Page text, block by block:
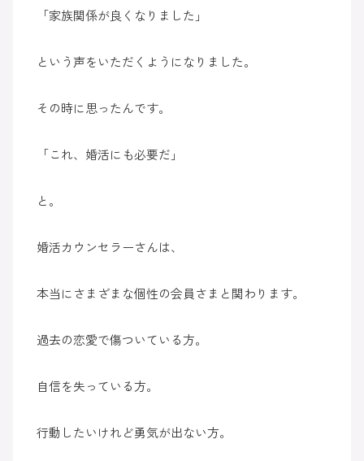
「家族関係が良くなりました」
という声をいただくようになりました。
その時に思ったんです。
「これ、婚活にも必要だ」
と。
婚活カウンセラーさんは、
本当にさまざまな個性の会員さまと関わります。
過去の恋愛で傷ついている方。
自信を失っている方。
行動したいけれど勇気が出ない方。